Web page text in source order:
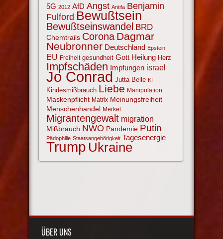
5G 2012 AfD Angst Antifa Benjamin
Fulford Bewußtsein
Bewußtseinswandel BRD
Chemtrails Corona Dagmar
Neubronner Deutschland Epstein
EU Freiheit gesundheit Gott Heilung Herz
Impfschäden Impfungen israel
Jo Conrad Jutta Belle KI
Kindesmißbrauch Liebe Manipulation
Maskenpflicht Matrix Meinungsfreiheit
Menschenhandel Merkel
Migrantengewalt migration
Mißbrauch NWO Pandemie Putin
Pädophilie Staatsangehörigkeit Tagesenergie
Trump Ukraine
ÜBER UNS